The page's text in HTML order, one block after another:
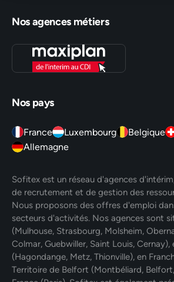
Nos agences métiers
Nos pays
France Luxembourg Belgique
Allemagne
Sofitex est un réseau d'agences
de recrutement et de gestion des
Nous proposons des offres d'emploi
secteurs d'activités. Nos agences sont
(Mulhouse, Strasbourg, Molsheim,
Colmar, Guebwiller, Saint Louis, Cernay),
(Hagondange, Metz, Thionville), en
Territoire de Belfort (Montbéliard,